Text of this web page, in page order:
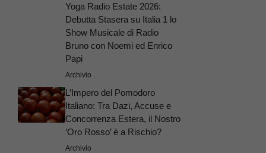
Yoga Radio Estate 2026:
Debutta Stasera su Italia 1 lo
Show Musicale di Radio
Bruno con Noemi ed Enrico
Papi
Archivio
L’Impero del Pomodoro
Italiano: Tra Dazi, Accuse e
Concorrenza Estera, il Nostro
‘Oro Rosso’ è a Rischio?
Archivio